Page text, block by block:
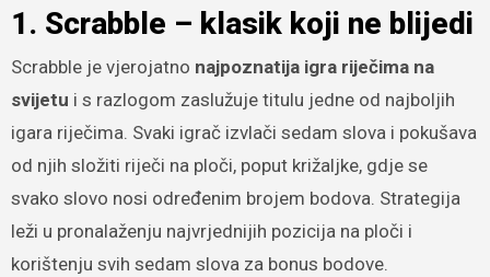
1. Scrabble – klasik koji ne blijedi
Scrabble je vjerojatno najpoznatija igra riječima na
svijetu i s razlogom zaslužuje titulu jedne od najboljih
igara riječima. Svaki igrač izvlači sedam slova i pokušava
od njih složiti riječi na ploči, poput križaljke, gdje se
svako slovo nosi određenim brojem bodova. Strategija
leži u pronalaženju najvrjednijih pozicija na ploči i
korištenju svih sedam slova za bonus bodove.